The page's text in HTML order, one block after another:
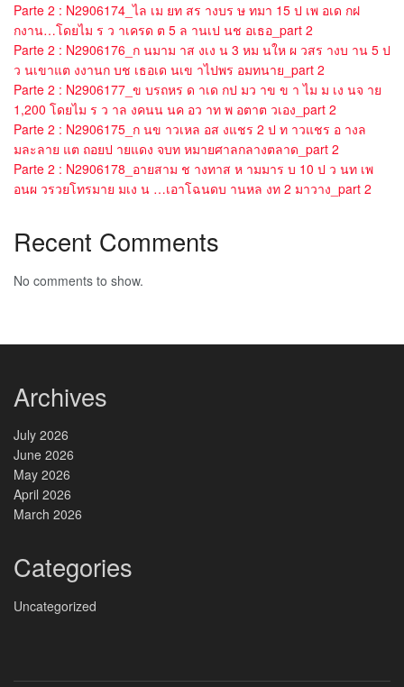
Parte 2 : N2906174_ไล เม ยท สร างบร ษ ทมา 15 ป เพ อเด กฝ
กงาน…โดยไม ร ว าเครด ต 5 ล านเป นช อเธอ_part 2
Parte 2 : N2906176_ก นมาม าส งเง น 3 หม นให ผ วสร างบ าน 5 ป
ว นเขาแต งงานก บช เธอเด นเข าไปพร อมทนาย_part 2
Parte 2 : N2906177_ข บรถหร ด าเด กป มว าข ข า ไม ม เง นจ าย
1,200 โดยไม ร ว าล งคนน นค อว าท พ อตาต วเอง_part 2
Parte 2 : N2906175_ก นข าวเหล อส งแชร 2 ป ท าวแชร อ างล
มละลาย แต ถอยป ายแดง จบท หมายศาลกลางตลาด_part 2
Parte 2 : N2906178_อายสาม ช างทาส ห ามมาร บ 10 ป ว นท เพ
อนผ วรวยโทรมาย มเง น …เอาโฉนดบ านหล งท 2 มาวาง_part 2
Recent Comments
No comments to show.
Archives
July 2026
June 2026
May 2026
April 2026
March 2026
Categories
Uncategorized